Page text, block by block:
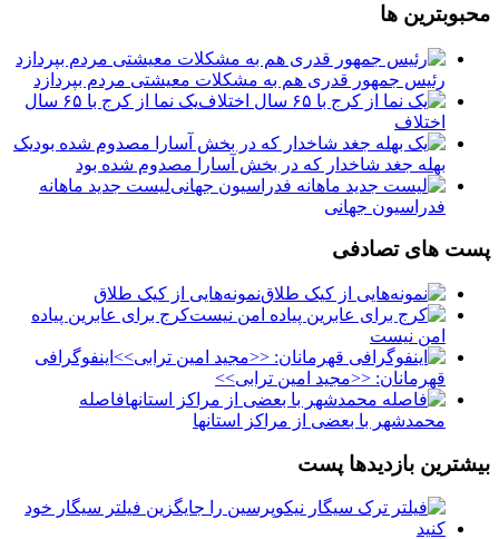
محبوبترین ها
رئیس جمهور قدری هم به مشکلات معیشتی مردم بپردازد
یک نما از کرج با ۶۵ سال
اختلاف
یک
بهله جغد شاخدار که در بخش آسارا مصدوم شده بود
لیست جدید ماهانه
فدراسیون جهانی
پست های تصادفی
نمونه‌هایی از کیک طلاق
کرج برای عابرین پیاده
امن نیست
اینفوگرافی
قهرمانان: <<مجید امین ترابی>>
فاصله
محمدشهر با بعضی از مراکز استانها
بیشترین بازدیدها پست